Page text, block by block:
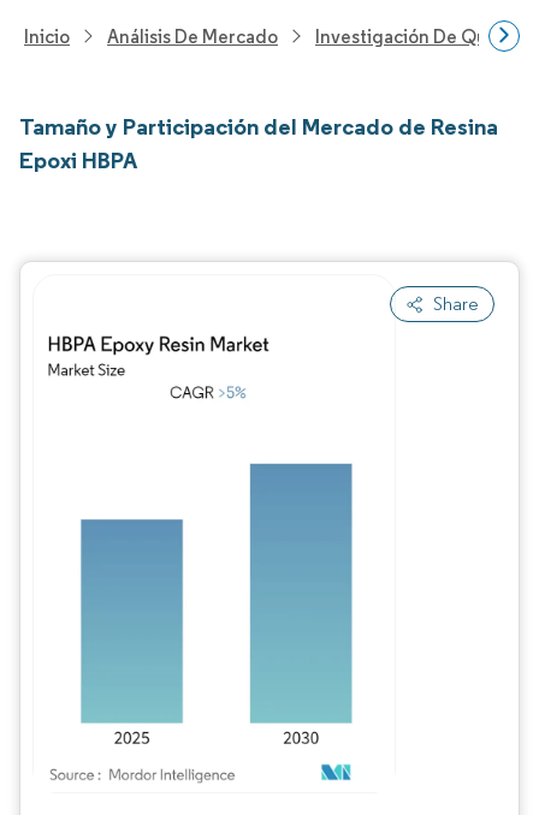
Inicio Análisis De Mercado Investigación De
Tamaño y Participación del Mercado de Resina
Epoxi HBPA
Share